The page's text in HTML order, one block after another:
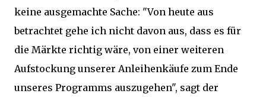
keine ausgemachte Sache: "Von heute aus
betrachtet gehe ich nicht davon aus, dass es für
die Märkte richtig wäre, von einer weiteren
Aufstockung unserer Anleihenkäufe zum Ende
unseres Programms auszugehen", sagt der